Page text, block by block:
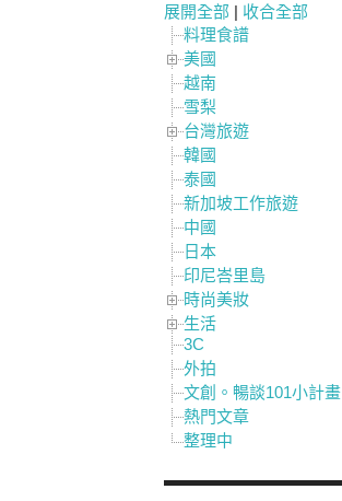
展開全部 | 收合全部
料理食譜
美國
越南
雪梨
台灣旅遊
韓國
泰國
新加坡工作旅遊
中國
日本
印尼峇里島
時尚美妝
生活
3C
外拍
文創。暢談101小計畫
熱門文章
整理中